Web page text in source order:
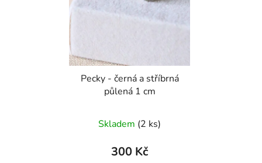
Pecky - černá a stříbrná
půlená 1 cm
Skladem (2 ks)
300 Kč